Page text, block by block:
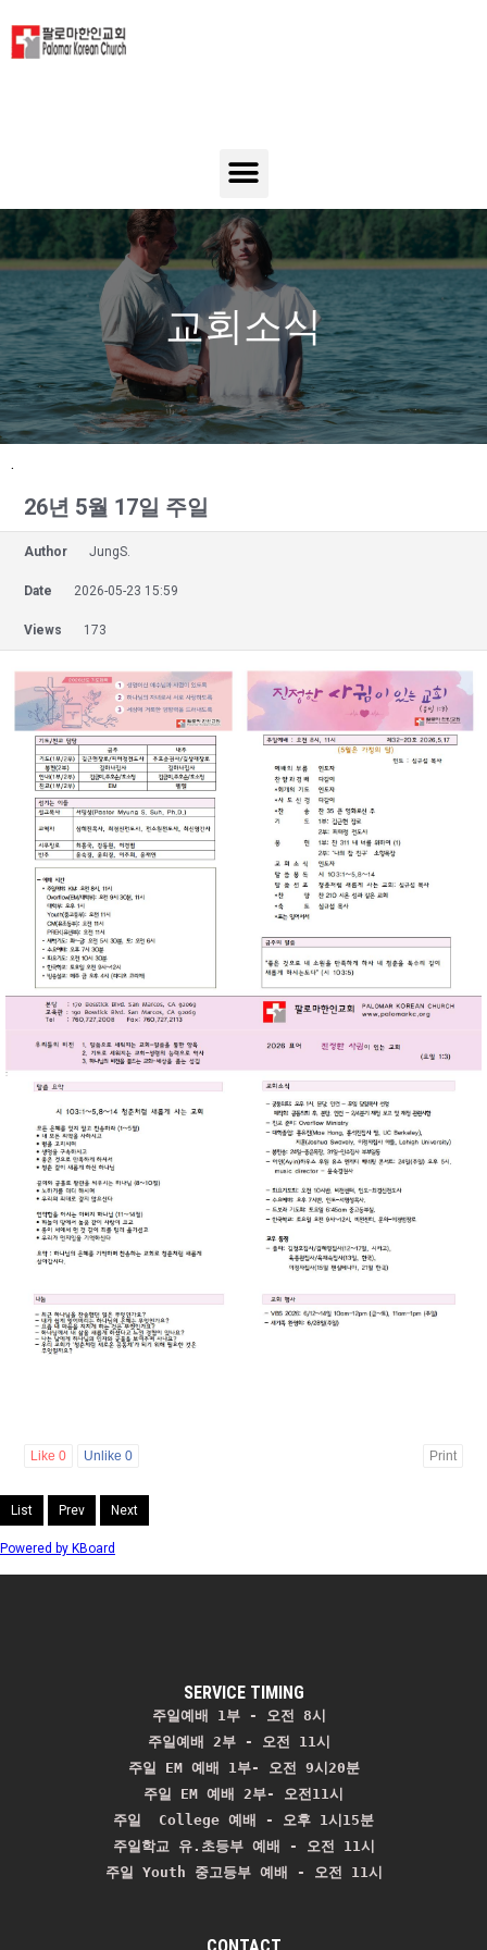
교회소식
.
26년 5월 17일 주일
Author JungS.
Date 2026-05-23 15:59
Views 173
Like 0 Unlike 0 Print
List Prev Next
Powered by KBoard
SERVICE TIMING
주일예배 1부 - 오전 8시
주일예배 2부 - 오전 11시
주일 EM 예배 1부- 오전 9시20분
주일 EM 예배 2부- 오전11시
주일  College 예배 - 오후 1시15분
주일학교 유.초등부 예배 - 오전 11시
주일 Youth 중고등부 예배 - 오전 11시